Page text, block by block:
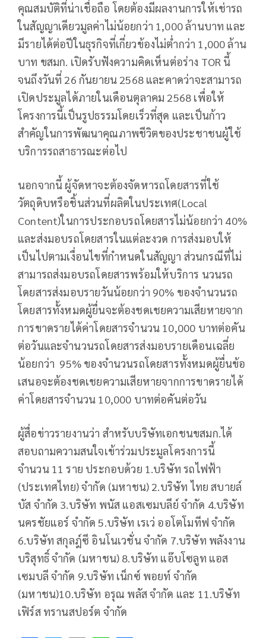
คุณสมบัติที่น่าเชื่อถือ โดยต้องมีผลงานการให้เช่ารถ
ในสัญญาเดียวมูลค่าไม่น้อยกว่า 1,000 ล้านบาท และ
มีรายได้ต่อปีในธุรกิจที่เกี่ยวข้องไม่ต่ำกว่า 1,000 ล้าน
บาท ขสมก. เปิดรับฟังความคิดเห็นต่อร่าง TOR นี้
จนถึงวันที่ 26 กันยายน 2568 และคาดว่าจะสามารถ
เปิดประมูลได้ภายในเดือนตุลาคม 2568 เพื่อให้
โครงการนี้เป็นรูปธรรมโดยเร็วที่สุด และเป็นก้าว
สำคัญในการพัฒนาคุณภาพชีวิตของประชาชนผู้ใช้
บริการรถสาธารณะต่อไป
นอกจากนี้ ผู้จัดหาจะต้องจัดหารถโดยสารที่ใช้
วัตถุดิบหรือชิ้นส่วนที่ผลิตในประเทศ(Local
Content)ในการประกอบรถโดยสารไม่น้อยกว่า 40%
และส่งมอบรถโดยสารในแต่ละงวด การส่งมอบให้
เป็นไปตามเงื่อนไขที่กำหนดในสัญญา ส่วนกรณีที่ไม่
สามารถส่งมอบรถโดยสารพร้อมให้บริการ นวนรถ
โดยสารส่งมอบรายวันน้อยกว่า 90% ของจำนวนรถ
โดยสารทั้งหมดผู้ยื่นจะต้องชดเชยความเสียหายจาก
การขาดรายได้ค่าโดยสารจำนวน 10,000 บาทต่อคัน
ต่อวันและจำนวนรถโดยสารส่งมอบรายเดือนเฉลี่ย
น้อยกว่า 95% ของจำนวนรถโดยสารทั้งหมดผู้ยื่นข้อ
เสนอจะต้องชดเชยความเสียหายจากการขาดรายได้
ค่าโดยสารจำนวน 10,000 บาทต่อคันต่อวัน
ผู้สื่อข่าวรายงานว่า สำหรับบริษัทเอกชนขสมก.ได้
สอบถามความสนใจเข้าร่วมประมูลโครงการนี้
จำนวน 11 ราย ประกอบด้วย 1.บริษัท รถไฟฟ้า
(ประเทศไทย) จำกัด (มหาชน) 2.บริษัท ไทย สบายล์
บัส จำกัด 3.บริษัท พนัส แอสเซมบลีย์ จำกัด 4.บริษัท
นครชัยแอร์ จำกัด 5.บริษัท เรเว่ ออโตโมทีฟ จำกัด
6.บริษัท สกุลฎ์ซี อินโนเวชั่น จำกัด 7.บริษัท พลังงาน
บริสุทธิ์ จำกัด (มหาชน) 8.บริษัท แอ๊บโซลูท แอส
เซมบลี จำกัด 9.บริษัท เน็กซ์ พอยท์ จำกัด
(มหาชน)10.บริษัท อรุณ พลัส จำกัด และ 11.บริษัท
เฟิร์ส ทรานสปอร์ต จำกัด